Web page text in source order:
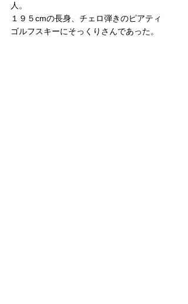
人。
１９５cmの長身、チェロ弾きのピアティ
ゴルフスキーにそっくりさんであった。